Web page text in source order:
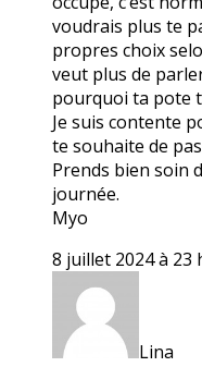
voudrais plus te
propres choix
veut plus de
pourquoi ta pote
Je suis contente
te souhaite de
Prends bien soin
journée.
Myo
8 juillet 2024 à 23
Lina